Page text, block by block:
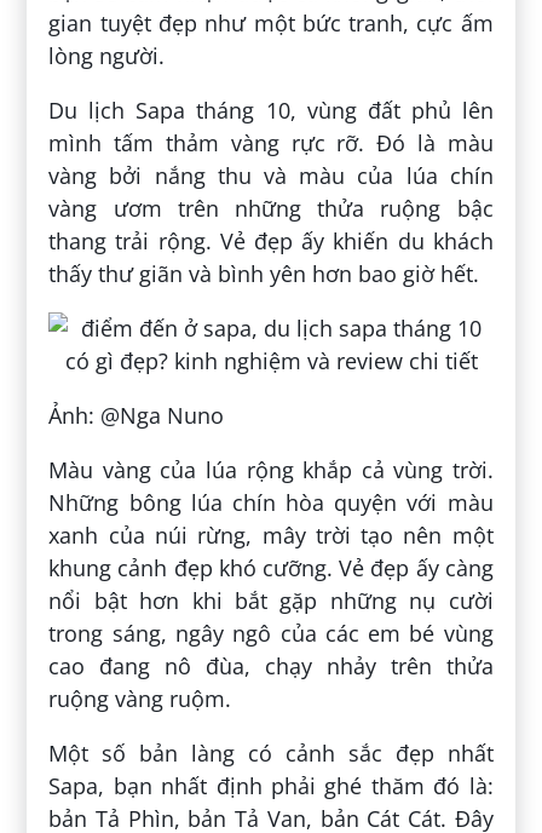
gian tuyệt đẹp như một bức tranh, cực ấm
lòng người.
Du lịch Sapa tháng 10, vùng đất phủ lên
mình tấm thảm vàng rực rỡ. Đó là màu
vàng bởi nắng thu và màu của lúa chín
vàng ươm trên những thửa ruộng bậc
thang trải rộng. Vẻ đẹp ấy khiến du khách
thấy thư giãn và bình yên hơn bao giờ hết.
Ảnh: @Nga Nuno
Màu vàng của lúa rộng khắp cả vùng trời.
Những bông lúa chín hòa quyện với màu
xanh của núi rừng, mây trời tạo nên một
khung cảnh đẹp khó cưỡng. Vẻ đẹp ấy càng
nổi bật hơn khi bắt gặp những nụ cười
trong sáng, ngây ngô của các em bé vùng
cao đang nô đùa, chạy nhảy trên thửa
ruộng vàng ruộm.
Một số bản làng có cảnh sắc đẹp nhất
Sapa, bạn nhất định phải ghé thăm đó là:
bản Tả Phìn, bản Tả Van, bản Cát Cát. Đây